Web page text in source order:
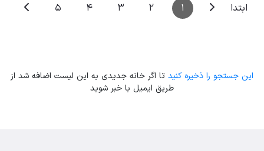
ابتدا 1
2
3
4
5
این جستجو را ذخیره کنید تا اگر خانه جدیدی به این لیست اضافه شد از
طریق ایمیل با خبر شوید